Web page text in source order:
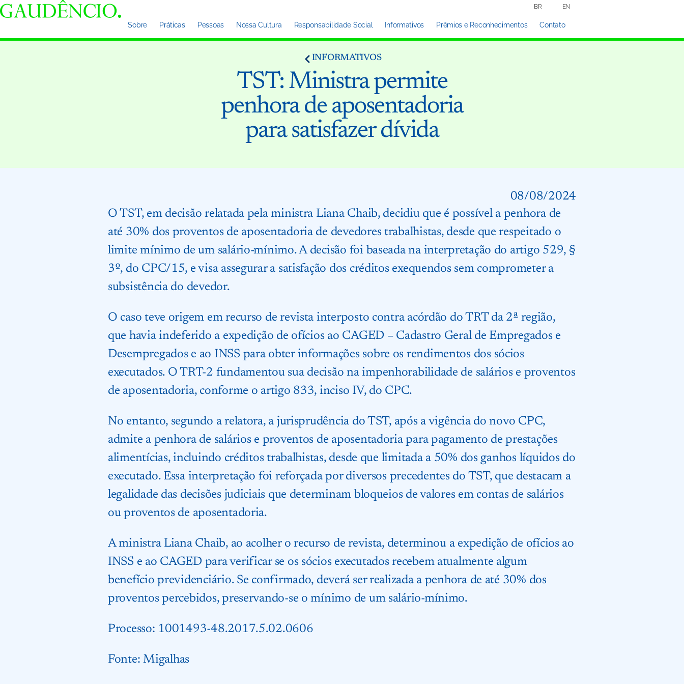
BR EN
Sobre Práticas Pessoas Nossa Cultura Responsabilidade Social Informativos Prêmios e Reconhecimentos Contato
INFORMATIVOS
TST: Ministra permite
penhora de aposentadoria
para satisfazer dívida
08/08/2024
O TST, em decisão relatada pela ministra Liana Chaib, decidiu que é possível a penhora de
até 30% dos proventos de aposentadoria de devedores trabalhistas, desde que respeitado o
limite mínimo de um salário-mínimo. A decisão foi baseada na interpretação do artigo 529, §
3º, do CPC/15, e visa assegurar a satisfação dos créditos exequendos sem comprometer a
subsistência do devedor.
O caso teve origem em recurso de revista interposto contra acórdão do TRT da 2ª região,
que havia indeferido a expedição de ofícios ao CAGED – Cadastro Geral de Empregados e
Desempregados e ao INSS para obter informações sobre os rendimentos dos sócios
executados. O TRT-2 fundamentou sua decisão na impenhorabilidade de salários e proventos
de aposentadoria, conforme o artigo 833, inciso IV, do CPC.
No entanto, segundo a relatora, a jurisprudência do TST, após a vigência do novo CPC,
admite a penhora de salários e proventos de aposentadoria para pagamento de prestações
alimentícias, incluindo créditos trabalhistas, desde que limitada a 50% dos ganhos líquidos do
executado. Essa interpretação foi reforçada por diversos precedentes do TST, que destacam a
legalidade das decisões judiciais que determinam bloqueios de valores em contas de salários
ou proventos de aposentadoria.
A ministra Liana Chaib, ao acolher o recurso de revista, determinou a expedição de ofícios ao
INSS e ao CAGED para verificar se os sócios executados recebem atualmente algum
benefício previdenciário. Se confirmado, deverá ser realizada a penhora de até 30% dos
proventos percebidos, preservando-se o mínimo de um salário-mínimo.
Processo: 1001493-48.2017.5.02.0606
Fonte:Migalhas